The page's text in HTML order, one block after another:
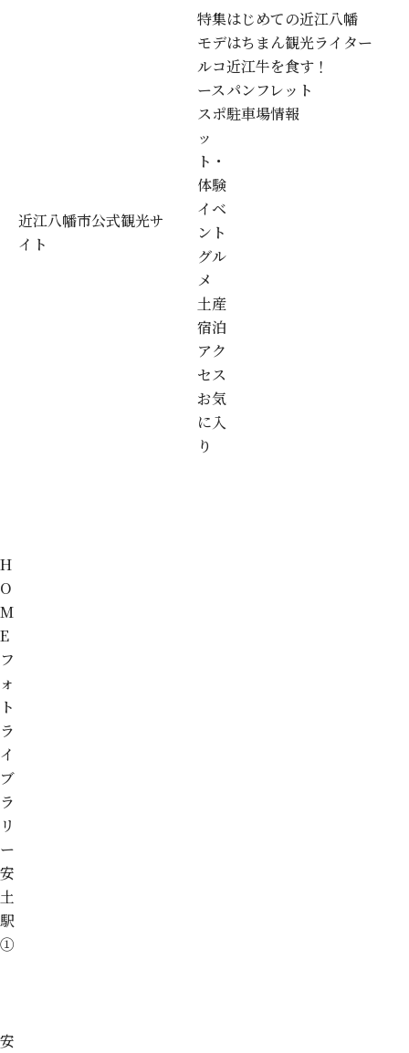
近江八幡市公式観光サ
イト
特集
モデ
ルコ
ース
スポ
ッ
ト・
体験
イベ
ント
グル
メ
土産
宿泊
アク
セス
お気
に入
り
はじめての近江八幡
はちまん観光ライター
近江牛を食す！
パンフレット
駐車場情報
H
O
M
E
フ
ォ
ト
ラ
イ
ブ
ラ
リ
ー
安
土
駅
①
安